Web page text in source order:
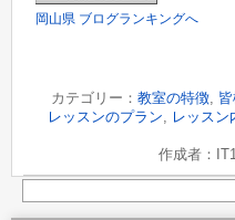
岡山県 ブログランキングへ
カテゴリー： 教室の特徴,
レッスンのプラン
レッスン
作成者：